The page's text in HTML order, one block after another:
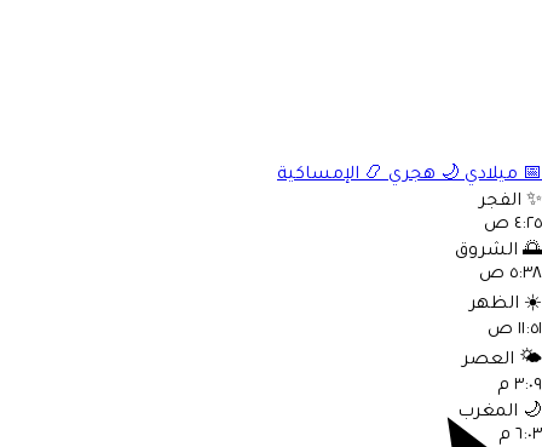
📅 ميلادي 🌙 هجري 📿 الإمساكية
✨ الفجر
٤:٢٥ ص
🌅 الشروق
٥:٣٨ ص
☀️ الظهر
١١:٥١ ص
🌤️ العصر
٣:٠٩ م
🌙 المغرب
٦:٠٣ م